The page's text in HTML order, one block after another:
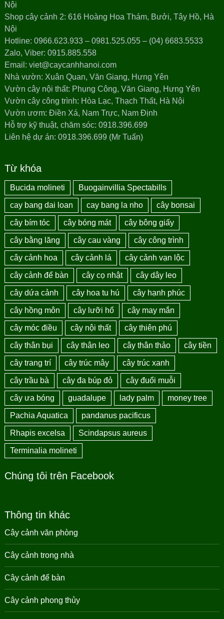
Nội
Shop cây cảnh 2: 616 Hoàng Hoa Thám, Bưởi, Tây Hồ, Hà
Nội
Hotline: 0966.623.933 – 0981.525.055 – (04) 6683.5533
Zalo, Viber: 0915.885.558
Email: viet@caycanhhanoi.com
Nhà vườn: Xuân Quan, Văn Giang, Hưng Yên
Vườn cây nội thất: Phụng Công, Văn Giang, Hưng Yên
Vườn cây công trình: Hòa Lạc, Thạch Thất, Hà Nội
Vườn ươm: Điền Xá, Nam Trực, Nam Định
Hỗ trợ kỹ thuật, chăm sóc: 0918.396.699
Liên hệ dự án: 0918.396.699 (Mr Tuấn)
Từ khóa
Bucida molineti Buogainvillia Spectabills
cay bang dai loan cay bang la nho cây bonsai
cây bím tóc cây bóng mát cây bông giấy
cây bằng lăng cây cau vàng cây công trình
cây cảnh hoa cây cảnh lá cây cảnh vạn lộc
cây cảnh để bàn cây cọ nhật cây dây leo
cây dứa cảnh cây hoa tu hú cây hạnh phúc
cây hồng môn cây lưỡi hổ cây may mắn
cây móc điều cây nội thất cây thiên phú
cây thân bụi cây thân leo cây thân thảo cây tiền
cây trang trí cây trúc mây cây trúc xanh
cây trầu bà cây đa búp đỏ cây đuổi muỗi
cây ưa bóng guadalupe lady palm money tree
Pachia Aquatica pandanus pacificus
Rhapis excelsa Scindapsus aureus
Terminalia molineti
Chúng tôi trên Facebook
Thông tin khác
Cây cảnh văn phòng
Cây cảnh trong nhà
Cây cảnh để bàn
Cây cảnh phong thủy